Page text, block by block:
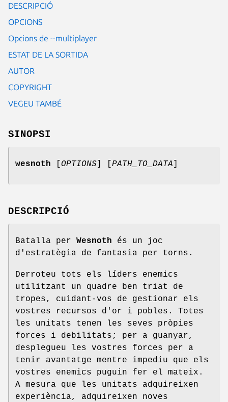
DESCRIPCIÓ
OPCIONS
Opcions de --multiplayer
ESTAT DE LA SORTIDA
AUTOR
COPYRIGHT
VEGEU TAMBÉ
SINOPSI
wesnoth OPTIONS PATH_TO_DATA
DESCRIPCIÓ
Batalla per Wesnoth és un joc
d'estratègia de fantasia per torns.
Derroteu tots els líders enemics
utilitzant un quadre ben triat de
tropes, cuidant-vos de gestionar els
vostres recursos d'or i pobles. Totes
les unitats tenen les seves pròpies
forces i debilitats; per a guanyar,
desplegueu les vostres forces per a
tenir avantatge mentre impediu que els
vostres enemics puguin fer el mateix.
A mesura que les unitats adquireixen
experiència, adquireixen noves